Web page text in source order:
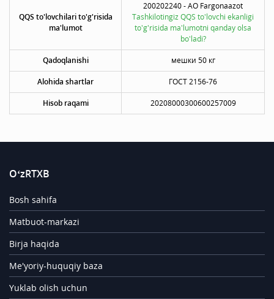
QQS to'lovchilari to'g'risida
ma'lumot
200202240 - АО Fargonaazot
Tashkilotingiz QQS to'lovchi ekanligi
to'g'risida ma'lumotni qanday olsa
bo'ladi?
Qadoqlanishi мешки 50 кг
Alohida shartlar ГОСТ 2156-76
Hisob raqami 20208000300600257009
O‘zRTXB
Bosh sahifa
Matbuot-markazi
Birja haqida
Me'yoriy-huquqiy baza
Yuklab olish uchun